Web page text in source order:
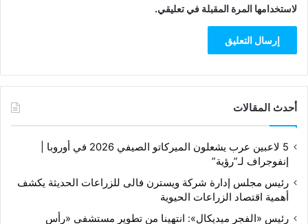
لاستخدامها المرة المقبلة في تعليقي.
أحدث المقالات
5 لاعبين عرب يشعلون الميركاتو الصيفي 2026 في أوروبا |
إنفوجراف لـ”رؤية”
رئيس مجلس إدارة شركة ويسترن فالى للزراعات الحديثة يكشف
أهمية اقتصاد الزراعات الحيوية
رئيس «الفجر ميديكال»: انتهينا من تطوير مستشفى «رأس